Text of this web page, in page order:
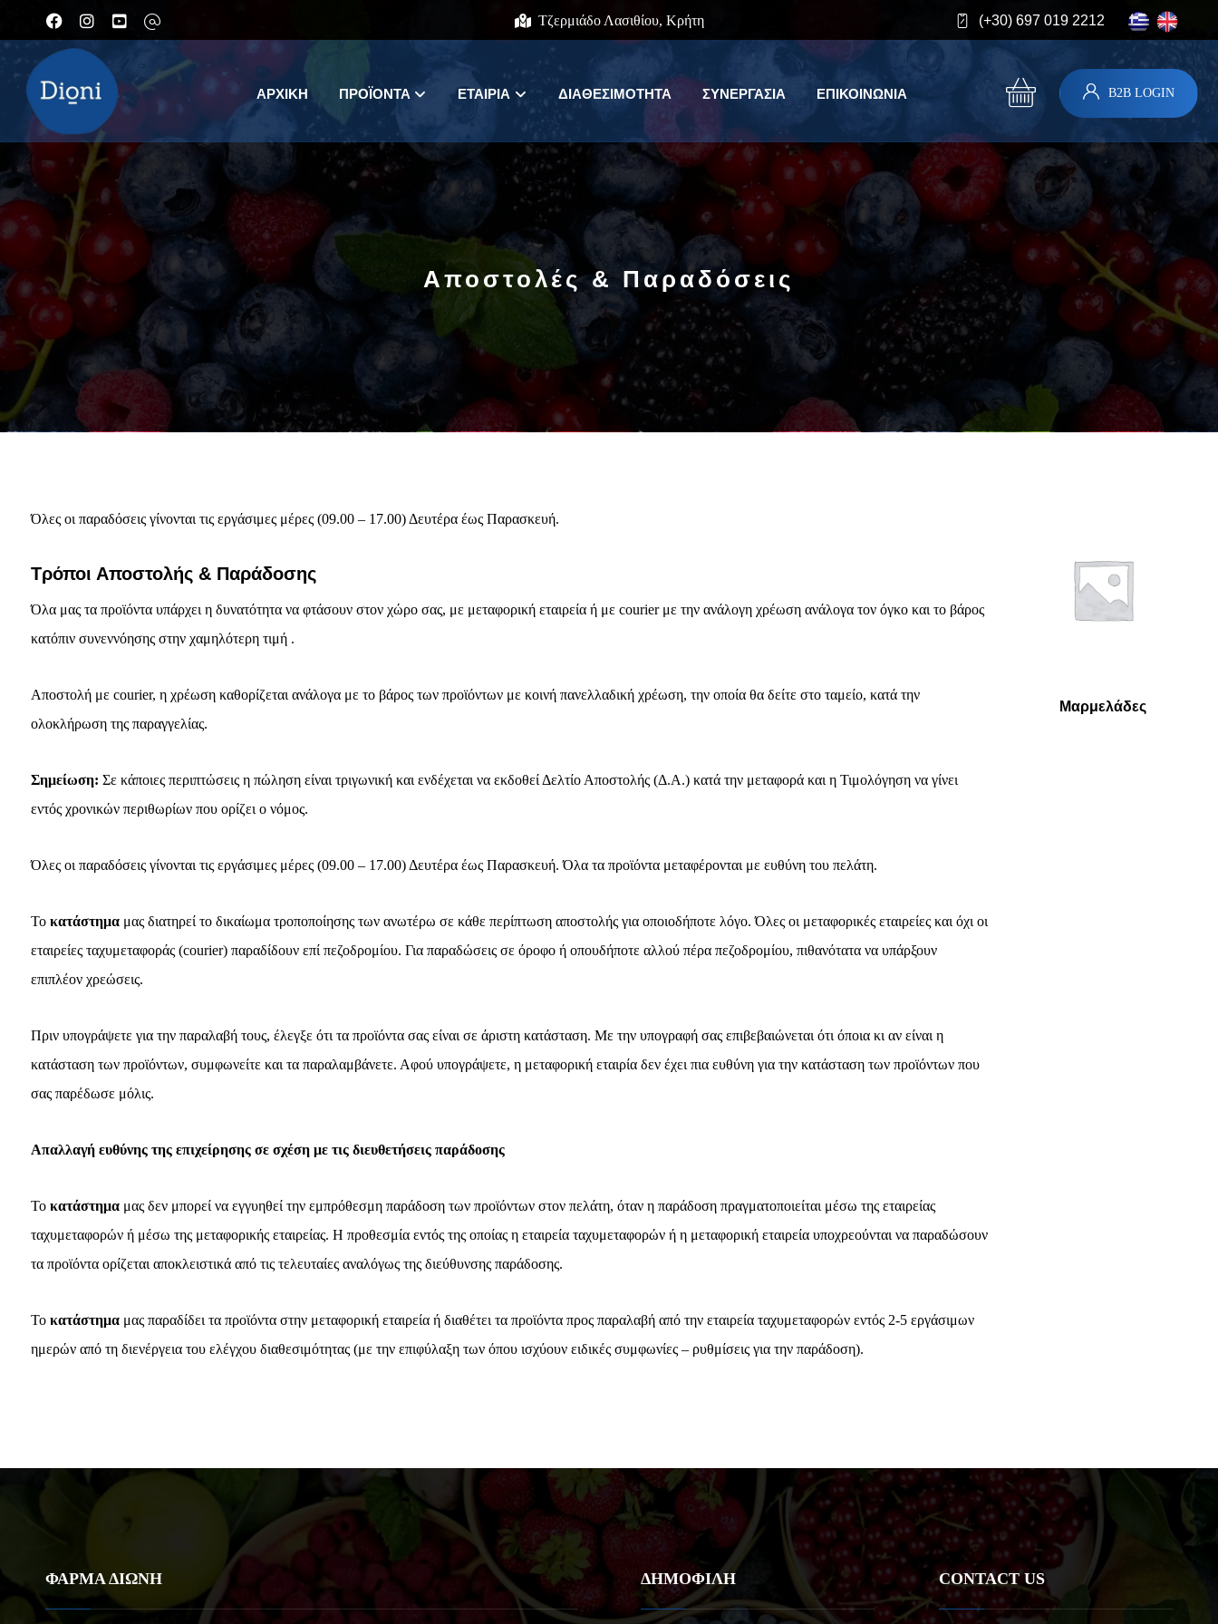
Τζερμιάδο Λασιθίου, Κρήτη (+30) 697 019 2212
ΑΡΧΙΚΉ ΠΡΟΪΌΝΤΑ ΕΤΑΙΡΊΑ ΔΙΑΘΕΣΙΜΌΤΗΤΑ ΣΥΝΕΡΓΑΣΊΑ ΕΠΙΚΟΙΝΩΝΊΑ B2B LOGIN
Αποστολές & Παραδόσεις
Όλες οι παραδόσεις γίνονται τις εργάσιμες μέρες (09.00 – 17.00) Δευτέρα έως Παρασκευή.
Τρόποι Αποστολής & Παράδοσης
Όλα μας τα προϊόντα υπάρχει η δυνατότητα να φτάσουν στον χώρο σας, με μεταφορική εταιρεία ή με courier με την ανάλογη χρέωση ανάλογα τον όγκο και το βάρος
κατόπιν συνεννόησης στην χαμηλότερη τιμή .
Αποστολή με courier, η χρέωση καθορίζεται ανάλογα με το βάρος των προϊόντων με κοινή πανελλαδική χρέωση, την οποία θα δείτε στο ταμείο, κατά την
ολοκλήρωση της παραγγελίας.
Σημείωση: Σε κάποιες περιπτώσεις η πώληση είναι τριγωνική και ενδέχεται να εκδοθεί Δελτίο Αποστολής (Δ.Α.) κατά την μεταφορά και η Τιμολόγηση να γίνει
εντός χρονικών περιθωρίων που ορίζει ο νόμος.
Όλες οι παραδόσεις γίνονται τις εργάσιμες μέρες (09.00 – 17.00) Δευτέρα έως Παρασκευή. Όλα τα προϊόντα μεταφέρονται με ευθύνη του πελάτη.
Το κατάστημαμας διατηρεί το δικαίωμα τροποποίησης των ανωτέρω σε κάθε περίπτωση αποστολής για οποιοδήποτε λόγο. Όλες οι μεταφορικές εταιρείες και όχι οι
εταιρείες ταχυμεταφοράς (courier) παραδίδουν επί πεζοδρομίου. Για παραδώσεις σε όροφο ή οπουδήποτε αλλού πέρα πεζοδρομίου, πιθανότατα να υπάρξουν
επιπλέον χρεώσεις.
Πριν υπογράψετε για την παραλαβή τους, έλεγξε ότι τα προϊόντα σας είναι σε άριστη κατάσταση. Με την υπογραφή σας επιβεβαιώνεται ότι όποια κι αν είναι η
κατάσταση των προϊόντων, συμφωνείτε και τα παραλαμβάνετε. Αφού υπογράψετε, η μεταφορική εταιρία δεν έχει πια ευθύνη για την κατάσταση των προϊόντων που
σας παρέδωσε μόλις.
Απαλλαγή ευθύνης της επιχείρησης σε σχέση με τις διευθετήσεις παράδοσης
Το κατάστημαμας δεν μπορεί να εγγυηθεί την εμπρόθεσμη παράδοση των προϊόντων στον πελάτη, όταν η παράδοση πραγματοποιείται μέσω της εταιρείας
ταχυμεταφορών ή μέσω της μεταφορικής εταιρείας. Η προθεσμία εντός της οποίας η εταιρεία ταχυμεταφορών ή η μεταφορική εταιρεία υποχρεούνται να παραδώσουν
τα προϊόντα ορίζεται αποκλειστικά από τις τελευταίες αναλόγως της διεύθυνσης παράδοσης.
Το κατάστημαμας παραδίδει τα προϊόντα στην μεταφορική εταιρεία ή διαθέτει τα προϊόντα προς παραλαβή από την εταιρεία ταχυμεταφορών εντός 2-5 εργάσιμων
ημερών από τη διενέργεια του ελέγχου διαθεσιμότητας (με την επιφύλαξη των όπου ισχύουν ειδικές συμφωνίες – ρυθμίσεις για την παράδοση).
Μαρμελάδες
ΦΑΡΜΑ ΔΙΩΝΗ ΔΗΜΟΦΙΛΗ CONTACT US